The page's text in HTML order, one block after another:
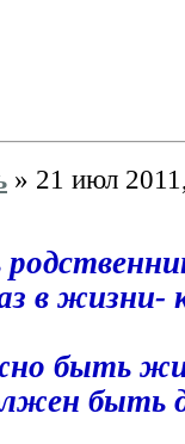
» 21 июл
в жизни-
быть
быть